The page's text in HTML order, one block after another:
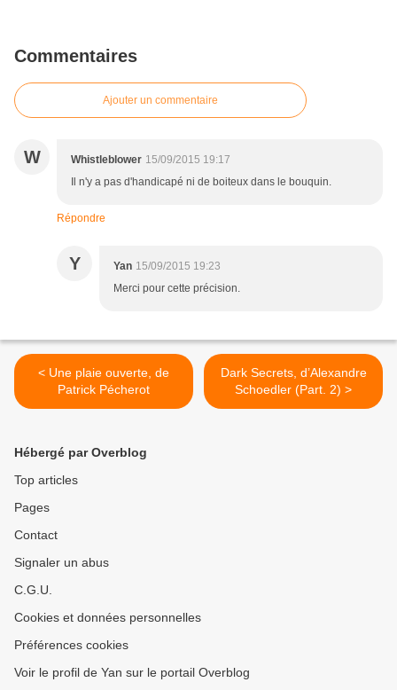
Commentaires
Ajouter un commentaire
W Whistleblower 15/09/2015 19:17
Il n'y a pas d'handicapé ni de boiteux dans le bouquin.
Répondre
Y Yan 15/09/2015 19:23
Merci pour cette précision.
< Une plaie ouverte, de
Patrick Pécherot
Dark Secrets, d’Alexandre
Schoedler (Part. 2) >
Hébergé par Overblog
Top articles
Pages
Contact
Signaler un abus
C.G.U.
Cookies et données personnelles
Préférences cookies
Voir le profil de Yan sur le portail Overblog